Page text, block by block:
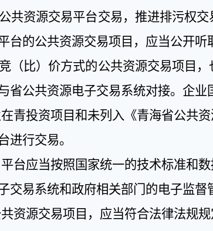
共资源交易平台交易，推进排污权
台的公共资源交易项目，应当公开听
（比）价方式的公共资源交易项目
省公共资源电子交易系统对接。企业
青投资项目和未列入《青海省公共
进行交易。
台应当按照国家统一的技术标准和
交易系统和政府相关部门的电子监督
资源交易项目，应当符合法律法规